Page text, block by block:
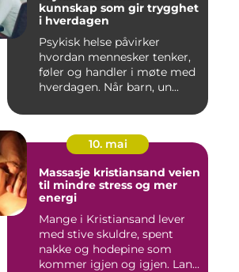
kunnskap som gir trygghet
i hverdagen
Psykisk helse påvirker
hvordan mennesker tenker,
føler og handler i møte med
hverdagen. Når barn, un...
10. mai
Massasje kristiansand veien
til mindre stress og mer
energi
Mange i Kristiansand lever
med stive skuldre, spent
nakke og hodepine som
kommer igjen og igjen. Lan...